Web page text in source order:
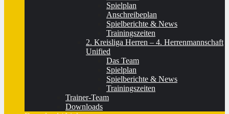
Spielplan
Anschreibeplan
Spielberichte & News
Trainingszeiten
2. Kreisliga Herren – 4. Herrenmannschaft
Unified
Das Team
Spielplan
Spielberichte & News
Trainingszeiten
Trainer-Team
Downloads